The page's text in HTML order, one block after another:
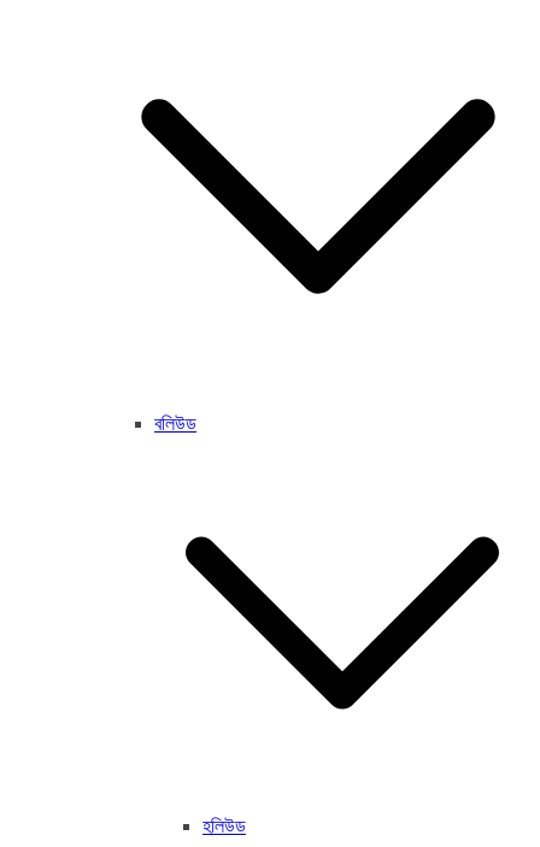
বলিউড
হলিউড